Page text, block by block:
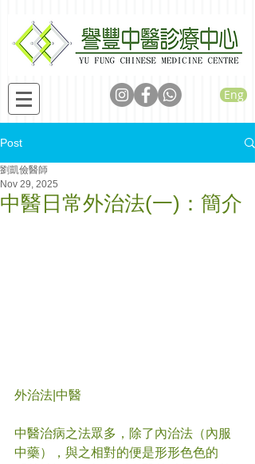
Eng
Post
中醫日常外治法(一)：簡介
劉凱儉醫師
Nov 29, 2025
外治法 |中醫
中醫治病之法眾多，除了內治法（內服
中藥），與之相對的便是形形色色的